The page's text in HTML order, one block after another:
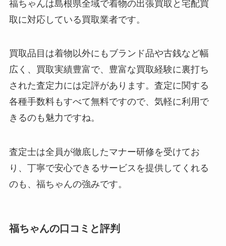
福ちゃんは島根県全域で着物の出張買取と宅配買
取に対応している買取業者です。
買取品目は着物以外にもブランド品や古銭など幅
広く、買取実績豊富で、豊富な買取経験に裏打ち
された査定力には定評があります。査定に関する
各種手数料もすべて無料ですので、気軽に利用で
きるのも魅力ですね。
査定士は全員が徹底したマナー研修を受けてお
り、丁寧で安心できるサービスを提供してくれる
のも、福ちゃんの強みです。
福ちゃんの口コミと評判